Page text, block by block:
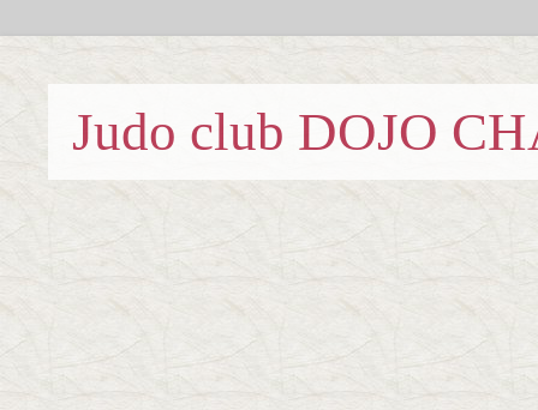
Judo club DOJO